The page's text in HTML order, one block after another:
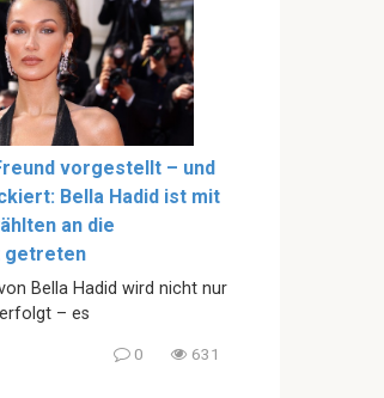
vorgestellt – und
Bella Hadid ist mit
an die
getreten
Bella Hadid wird nicht nur
– es
0 631